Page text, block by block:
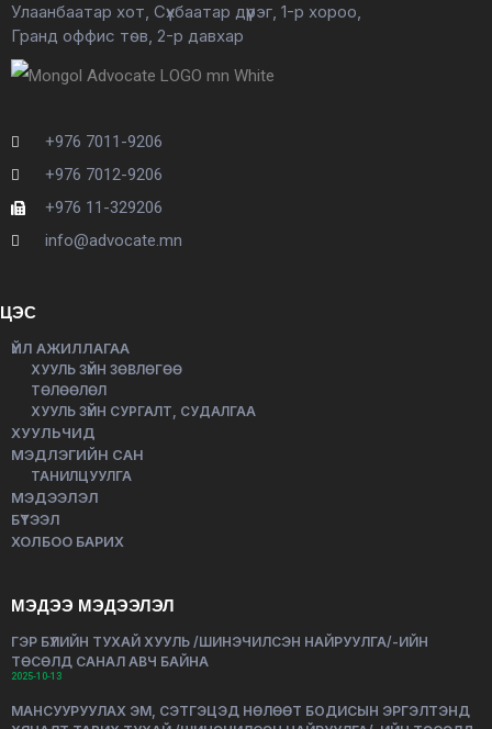
Улаанбаатар хот, Сүхбаатар дүүрэг, 1-р хороо,
Гранд оффис төв, 2-р давхар
+976 7011-9206
+976 7012-9206
+976 11-329206
info@advocate.mn
ЦЭС
ҮЙЛ АЖИЛЛАГАА
ХУУЛЬ ЗҮЙН ЗӨВЛӨГӨӨ
ТӨЛӨӨЛӨЛ
ХУУЛЬ ЗҮЙН СУРГАЛТ, СУДАЛГАА
ХУУЛЬЧИД
МЭДЛЭГИЙН САН
ТАНИЛЦУУЛГА
МЭДЭЭЛЭЛ
БҮТЭЭЛ
ХОЛБОО БАРИХ
МЭДЭЭ МЭДЭЭЛЭЛ
ГЭР БҮЛИЙН ТУХАЙ ХУУЛЬ /ШИНЭЧИЛСЭН НАЙРУУЛГА/-ИЙН
ТӨСӨЛД САНАЛ АВЧ БАЙНА
2025-10-13
МАНСУУРУУЛАХ ЭМ, СЭТГЭЦЭД НӨЛӨӨТ БОДИСЫН ЭРГЭЛТЭНД